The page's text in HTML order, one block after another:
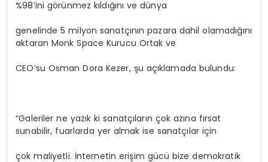
%98’ini görünmez kıldığını ve dünya
genelinde 5 milyon sanatçının pazara dahil olamadığını
aktaran Monk Space Kurucu Ortak ve
CEO’su Osman Dora Kezer, şu açıklamada bulundu:
“Galeriler ne yazık ki sanatçıların çok azına fırsat
sunabilir, fuarlarda yer almak ise sanatçılar için
çok maliyetli. İnternetin erişim gücü bize demokratik